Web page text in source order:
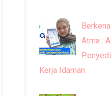
Atma :
Kerja Idaman